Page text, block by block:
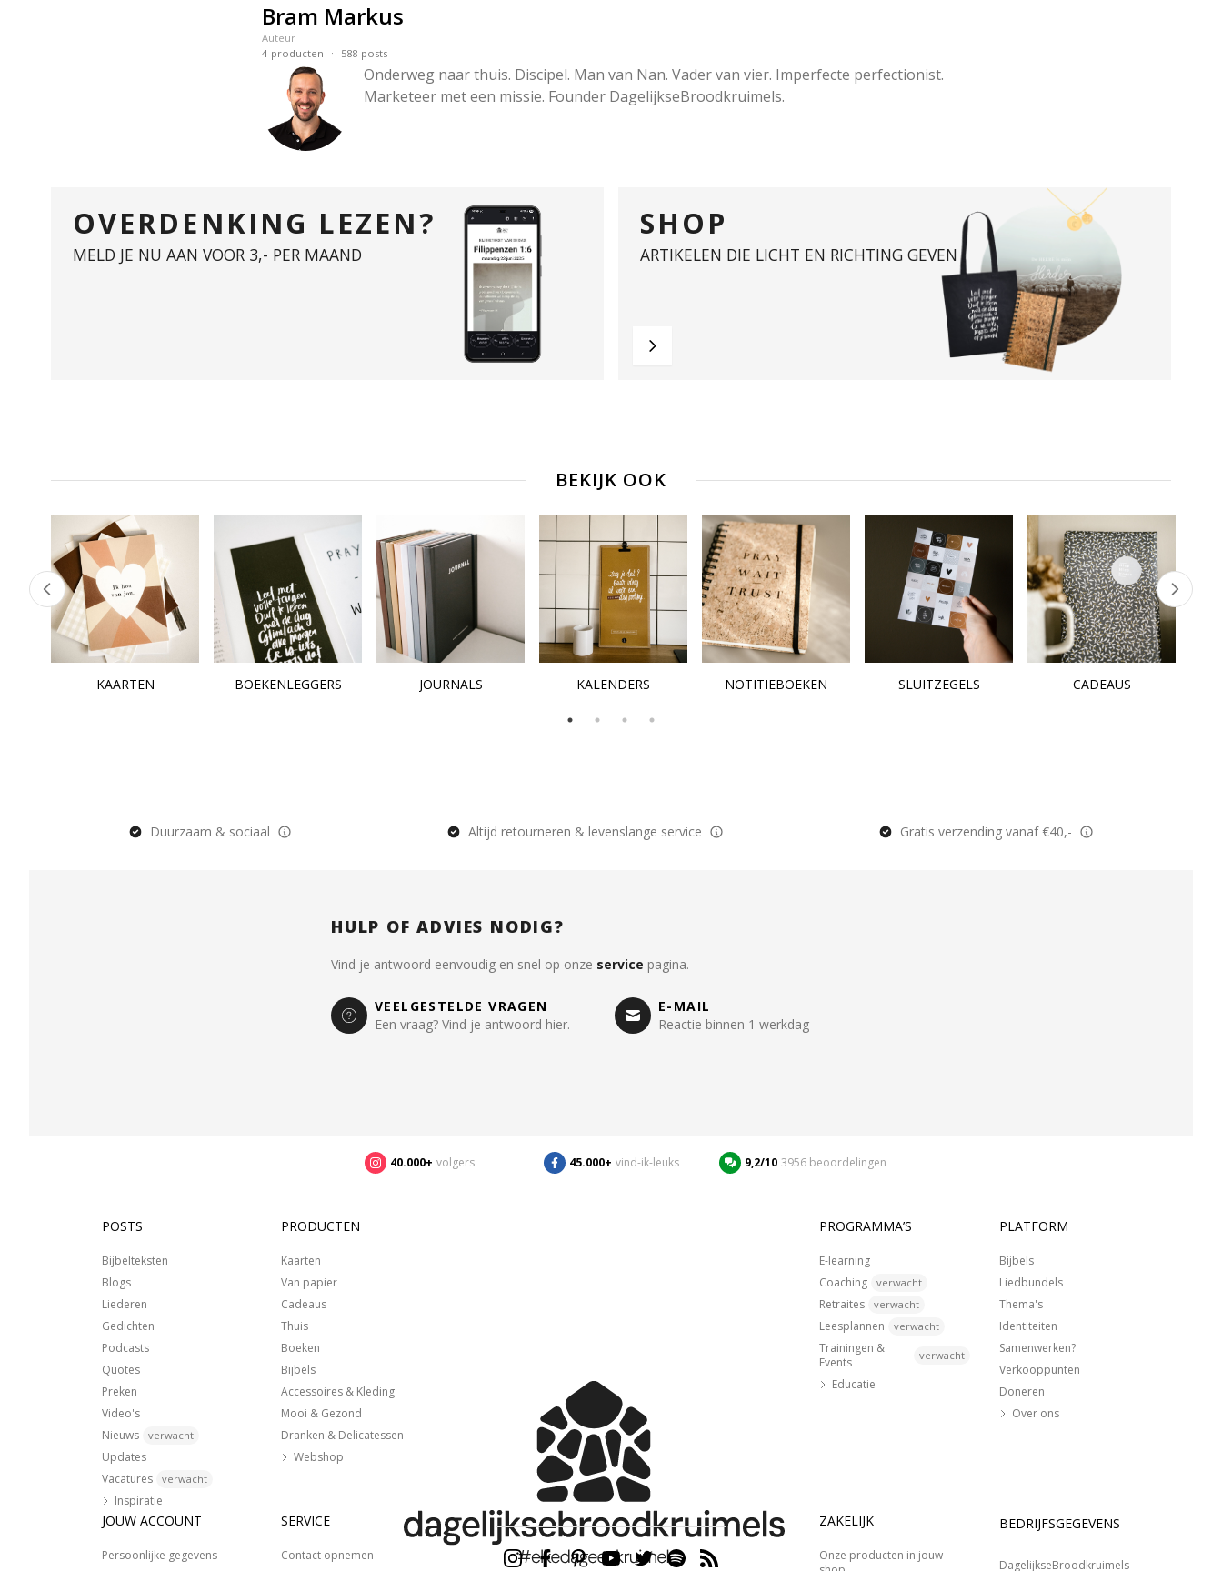
Bram Markus
Auteur
4 producten · 588 posts
Onderweg naar thuis. Discipel. Man van Nan. Vader van vier. Imperfecte perfectionist.
Marketeer met een missie. Founder DagelijkseBroodkruimels.
OVERDENKING LEZEN?
MELD JE NU AAN VOOR 3,- PER MAAND
SHOP
ARTIKELEN DIE LICHT EN RICHTING GEVEN
BEKIJK OOK
KAARTEN BOEKENLEGGERS JOURNALS KALENDERS NOTITIEBOEKEN SLUITZEGELS CADEAUS
Duurzaam & sociaal Altijd retourneren & levenslange service Gratis verzending vanaf €40,-
HULP OF ADVIES NODIG?
Vind je antwoord eenvoudig en snel op onze service pagina.
VEELGESTELDE VRAGEN
Een vraag? Vind je antwoord hier.
E-MAIL
Reactie binnen 1 werkdag
40.000+ volgers 45.000+ vind-ik-leuks 9,2/10 3956 beoordelingen
POSTS
Bijbelteksten
Blogs
Liederen
Gedichten
Podcasts
Quotes
Preken
Video's
Nieuws
verwacht
Updates
Vacatures
verwacht
Inspiratie
PRODUCTEN
Kaarten
Van papier
Cadeaus
Thuis
Boeken
Bijbels
Accessoires & Kleding
Mooi & Gezond
Dranken & Delicatessen
Webshop
PROGRAMMA’S
E-learning
Coaching
verwacht
Retraites verwacht
Leesplannen verwacht
Trainingen &
Events
verwacht
Educatie
PLATFORM
Bijbels
Liedbundels
Thema's
Identiteiten
Samenwerken?
Verkooppunten
Doneren
Over ons
JOUW ACCOUNT
Persoonlijke gegevens
SERVICE
Contact opnemen
ZAKELIJK
Onze producten in jouw
BEDRIJFSGEGEVENS
DagelijkseBroodkruimels